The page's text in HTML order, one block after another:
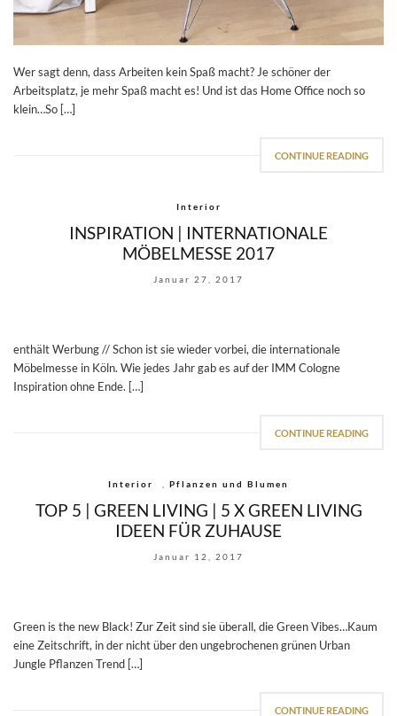
Wer sagt denn, dass Arbeiten kein Spaß macht? Je schöner der
Arbeitsplatz, je mehr Spaß macht es! Und ist das Home Office noch so
klein…So […]
CONTINUE READING
Interior
INSPIRATION | INTERNATIONALE
MÖBELMESSE 2017
Januar 27, 2017
enthält Werbung // Schon ist sie wieder vorbei, die internationale
Möbelmesse in Köln. Wie jedes Jahr gab es auf der IMM Cologne
Inspiration ohne Ende. […]
CONTINUE READING
Interior Pflanzen und Blumen
TOP 5 | GREEN LIVING | 5 X GREEN LIVING
IDEEN FÜR ZUHAUSE
Januar 12, 2017
Green is the new Black! Zur Zeit sind sie überall, die Green Vibes…Kaum
eine Zeitschrift, in der nicht über den ungebrochenen grünen Urban
Jungle Pflanzen Trend […]
CONTINUE READING